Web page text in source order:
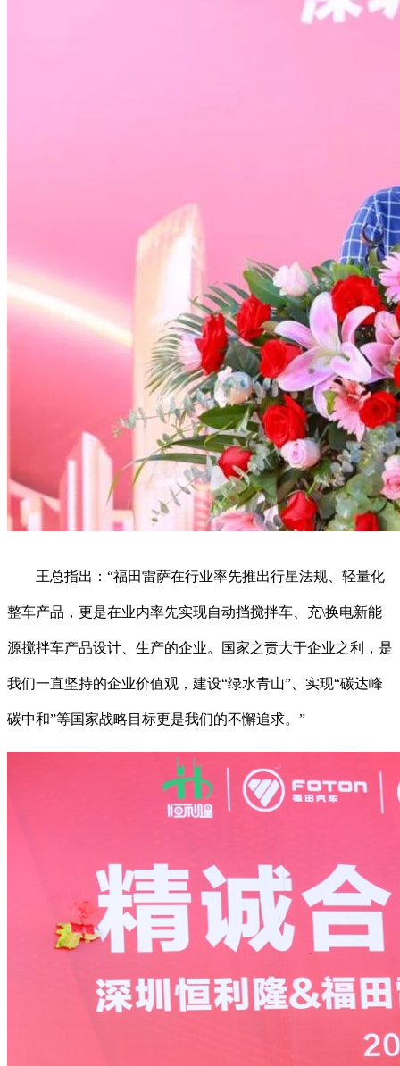
王总指出：“福田雷萨在行业率先推出行星法规、轻量化
整车产品，更是在业内率先实现自动挡搅拌车、充\换电新能
源搅拌车产品设计、生产的企业。国家之责大于企业之利，是
我们一直坚持的企业价值观，建设“绿水青山”、实现“碳达峰
碳中和”等国家战略目标更是我们的不懈追求。”